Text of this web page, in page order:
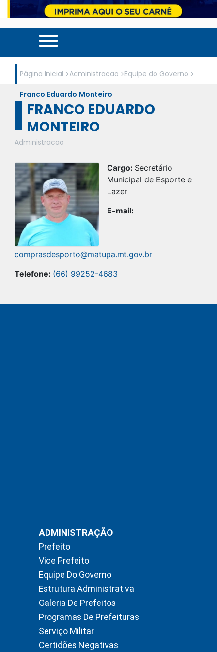
Página Inicial Administracao Equipe do Governo
Franco Eduardo Monteiro
FRANCO EDUARDO
MONTEIRO
Administracao
Cargo: Secretário
Municipal de Esporte e
Lazer
E-mail:
comprasdesporto@matupa.mt.gov.br
Telefone: (66) 99252-4683
ADMINISTRAÇÃO
Prefeito
Vice Prefeito
Equipe Do Governo
Estrutura Administrativa
Galeria De Prefeitos
Programas De Prefeituras
Serviço Militar
Certidões Negativas